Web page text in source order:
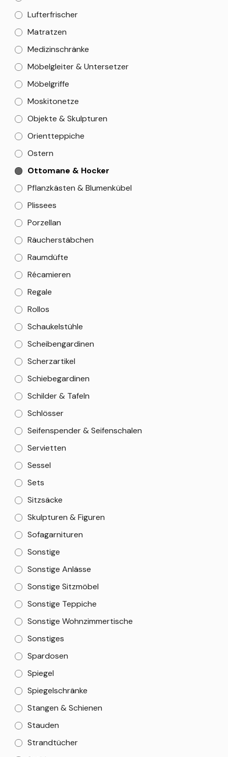
Lufterfrischer
Matratzen
Medizinschränke
Möbelgleiter & Untersetzer
Möbelgriffe
Moskitonetze
Objekte & Skulpturen
Orientteppiche
Ostern
Ottomane & Hocker
Pflanzkästen & Blumenkübel
Plissees
Porzellan
Räucherstäbchen
Raumdüfte
Récamieren
Regale
Rollos
Schaukelstühle
Scheibengardinen
Scherzartikel
Schiebegardinen
Schilder & Tafeln
Schlösser
Seifenspender & Seifenschalen
Servietten
Sessel
Sets
Sitzsäcke
Skulpturen & Figuren
Sofagarnituren
Sonstige
Sonstige Anlässe
Sonstige Sitzmöbel
Sonstige Teppiche
Sonstige Wohnzimmertische
Sonstiges
Spardosen
Spiegel
Spiegelschränke
Stangen & Schienen
Stauden
Strandtücher